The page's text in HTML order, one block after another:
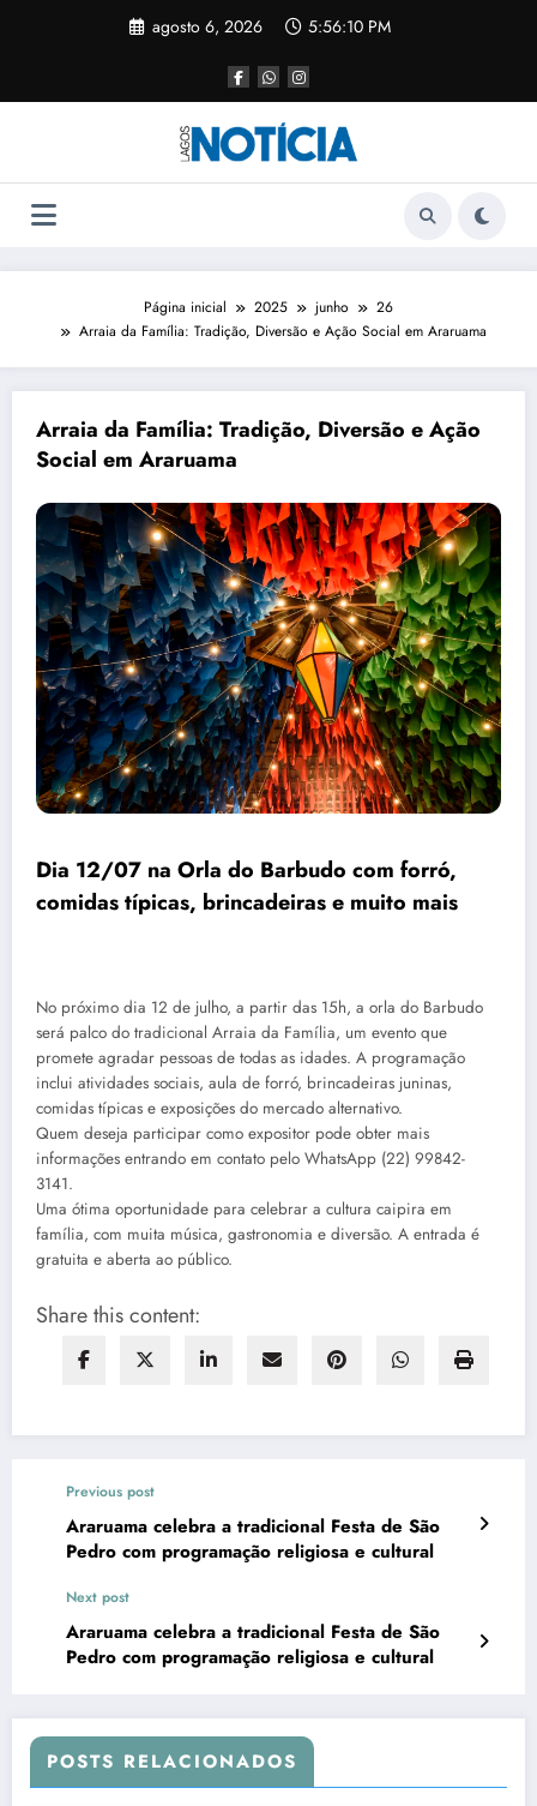
agosto 6, 2026 5:56:10 PM
Página inicial 2025 junho
26
Arraia da Família: Tradição, Diversão e Ação Social em Araruama
Arraia da Família: Tradição, Diversão e Ação
Social em Araruama
Dia 12/07 na Orla do Barbudo com forró,
comidas típicas, brincadeiras e muito mais
No próximo dia 12 de julho, a partir das 15h, a orla do Barbudo
será palco do tradicional Arraia da Família, um evento que
promete agradar pessoas de todas as idades. A programação
inclui atividades sociais, aula de forró, brincadeiras juninas,
comidas típicas e exposições do mercado alternativo.
Quem deseja participar como expositor pode obter mais
informações entrando em contato pelo WhatsApp (22) 99842-
3141.
Uma ótima oportunidade para celebrar a cultura caipira em
família, com muita música, gastronomia e diversão. A entrada é
gratuita e aberta ao público.
Share this content:
Previous post
Araruama celebra a tradicional Festa de São
Pedro com programação religiosa e cultural
Next post
Araruama celebra a tradicional Festa de São
Pedro com programação religiosa e cultural
POSTS RELACIONADOS